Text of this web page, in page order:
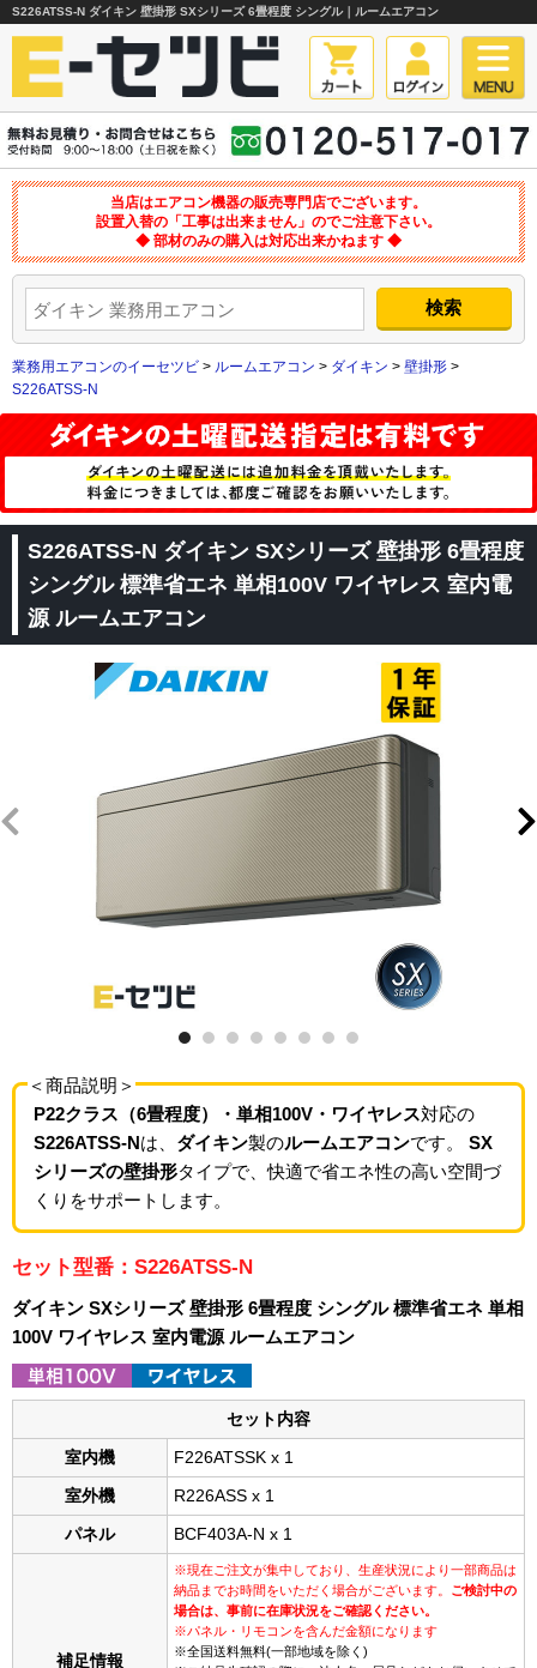
S226ATSS-N ダイキン 壁掛形 SXシリーズ 6畳程度 シングル｜ルームエアコン
当店はエアコン機器の販売専門店でございます。
設置入替の「工事は出来ません」のでご注意下さい。
◆ 部材のみの購入は対応出来かねます ◆
業務用エアコンのイーセツビ > ルームエアコン > ダイキン > 壁掛形 >
S226ATSS-N
S226ATSS-N ダイキン SXシリーズ 壁掛形 6畳程度
シングル 標準省エネ 単相100V ワイヤレス 室内電
源 ルームエアコン
＜商品説明＞
P22クラス（6畳程度）・単相100V・ワイヤレス対応の
S226ATSS-Nは、 ダイキン製のルームエアコンです。 SX
シリーズの壁掛形タイプで、快適で省エネ性の高い空間づ
くりをサポートします。
セット型番：S226ATSS-N
ダイキン SXシリーズ 壁掛形 6畳程度 シングル 標準省エネ 単相
100V ワイヤレス 室内電源 ルームエアコン
セット内容
室内機 F226ATSSK x 1
室外機 R226ASS x 1
パネル BCF403A-N x 1
補足情報
※現在ご注文が集中しており、生産状況により一部商品は
納品までお時間をいただく場合がございます。 ご検討中の
場合は、事前に在庫状況をご確認ください。
※パネル・リモコンを含んだ金額になります
※全国送料無料(一部地域を除く)